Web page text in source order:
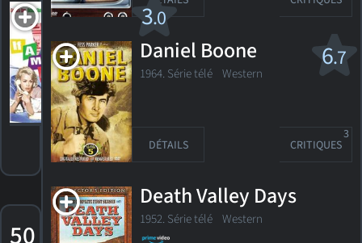
3.0
If a Man
Answers
Nomination,
Golden
Globe 1963
Meilleur
acteur de
soutien
6.7
Daniel Boone
1964. Série télé Western
DÉTAILS CRITIQUES
3
Death Valley Days
1952. Série télé Western